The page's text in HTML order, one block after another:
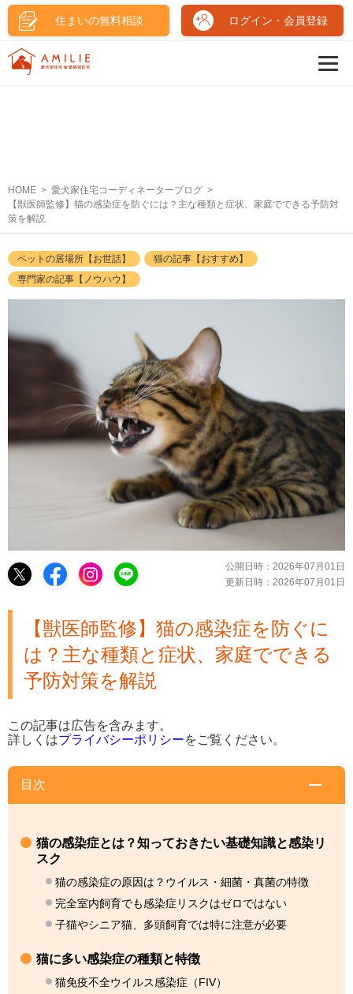
住まいの無料相談 ログイン・会員登録
HOME
愛犬家住宅コーディネーターブログ
【獣医師監修】猫の感染症を防ぐには？主な種類と症状、家庭でできる予防対
策を解説
ペットの居場所【お世話】
猫の記事【おすすめ】
専門家の記事【ノウハウ】
公開日時： 2026年07月01日
更新日時： 2026年07月01日
【獣医師監修】猫の感染症を防ぐに
は？主な種類と症状、家庭でできる
予防対策を解説
この記事は広告を含みます。
詳しくはプライバシーポリシーをご覧ください。
目次
猫の感染症とは？知っておきたい基礎知識と感染リ
スク
猫の感染症の原因は？ウイルス・細菌・真菌の特徴
完全室内飼育でも感染症リスクはゼロではない
子猫やシニア猫、多頭飼育では特に注意が必要
猫に多い感染症の種類と特徴
猫免疫不全ウイルス感染症（FIV）